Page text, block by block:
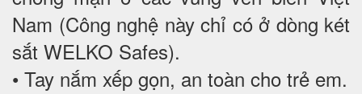
Nam (Công nghệ này chỉ có ở dòng két
sắt WELKO Safes).
• Tay nắm xếp gọn, an toàn cho trẻ em.